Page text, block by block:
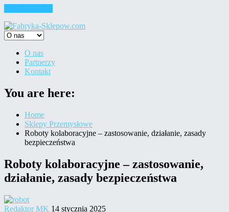
O nas
Partnerzy
Kontakt
You are here:
Home
Sklepy Przemysłowe
Roboty kolaboracyjne – zastosowanie, działanie, zasady
bezpieczeństwa
Roboty kolaboracyjne – zastosowanie,
działanie, zasady bezpieczeństwa
Redaktor MK 14 stycznia 2025